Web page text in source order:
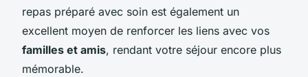
repas préparé avec soin est également un
excellent moyen de renforcer les liens avec vos
familles et amis, rendant votre séjour encore plus
mémorable.